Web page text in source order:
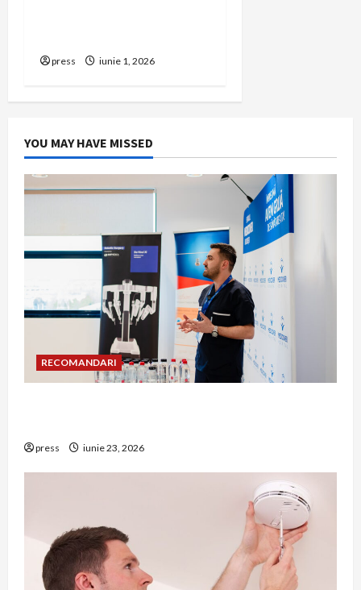
press iunie 1, 2026
YOU MAY HAVE MISSED
RECOMANDARI
press iunie 23, 2026